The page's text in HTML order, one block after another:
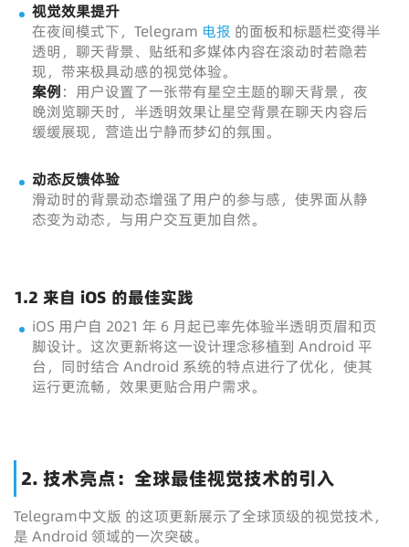
视觉效果提升
在夜间模式下，Telegram 电报 的面板和标题栏变得半
透明，聊天背景、贴纸和多媒体内容在滚动时若隐若
现，带来极具动感的视觉体验。
案例：用户设置了一张带有星空主题的聊天背景，夜
晚浏览聊天时，半透明效果让星空背景在聊天内容后
缓缓展现，营造出宁静而梦幻的氛围。
动态反馈体验
滑动时的背景动态增强了用户的参与感，使界面从静
态变为动态，与用户交互更加自然。
1.2 来自 iOS 的最佳实践
iOS 用户自 2021 年 6 月起已率先体验半透明页眉和页
脚设计。这次更新将这一设计理念移植到 Android 平
台，同时结合 Android 系统的特点进行了优化，使其
运行更流畅，效果更贴合用户需求。
2. 技术亮点：全球最佳视觉技术的引入
Telegram中文版 的这项更新展示了全球顶级的视觉技术，
是 Android 领域的一次突破。